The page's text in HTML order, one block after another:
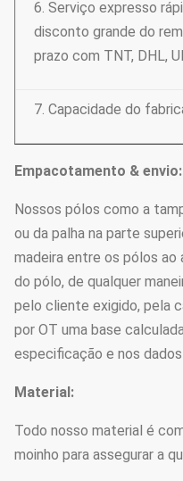
6. Serviço expresso
disconto grande do
prazo com TNT, DHL,
7. Capacidade do
Empacotamento & envio:
Nossos pólos como a
ou da palha na parte
madeira entre os pólos ao
do pólo, de qualquer
pelo cliente exigido, pela
por OT uma base
especificação e nos
Material:
Todo nosso material é
moinho para assegurar a